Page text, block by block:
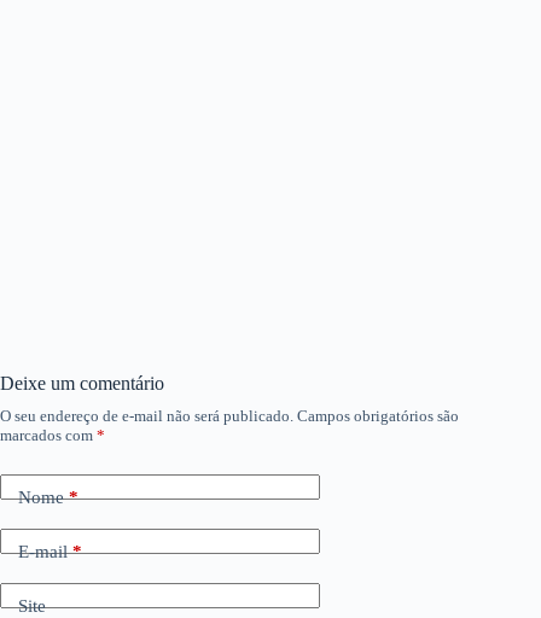
Deixe um comentário
O seu endereço de e-mail não será publicado. Campos obrigatórios são
marcados com *
Nome*
E-mail*
Site